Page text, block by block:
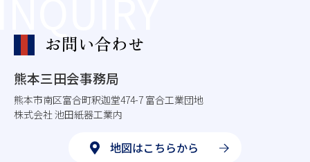
お問い合わせ
熊本三田会事務局
熊本市南区富合町釈迦堂474-7 富合工業団地
株式会社 池田紙器工業内
地図はこちらから